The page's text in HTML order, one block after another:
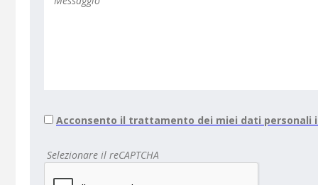
Acconsento il trattamento dei miei dati personali
Selezionare il reCAPTCHA